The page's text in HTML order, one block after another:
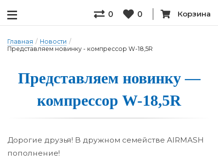
0 0 Корзина
Главная / Новости /
Представляем новинку - компрессор W-18,5R
Представля­ем но­вин­ку —
ком­прес­сор W-18,5R
Дорогие друзья! В дружном семействе AIRMASH
пополнение!